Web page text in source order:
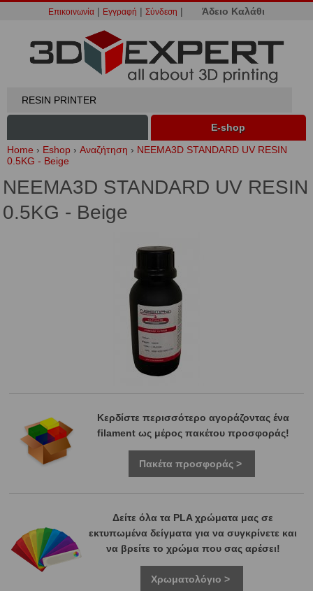
Επικοινωνία | Εγγραφή | Σύνδεση | Άδειο Καλάθι
Ε-shop
Home › Eshop › Αναζήτηση › NEEMA3D STANDARD UV RESIN
0.5KG - Beige
NEEMA3D STANDARD UV RESIN
0.5KG - Beige
Κερδίστε περισσότερο αγοράζοντας ένα
filament ως μέρος πακέτου προσφοράς!
Πακέτα προσφοράς >
Δείτε όλα τα PLA χρώματα μας σε
εκτυπωμένα δείγματα για να συγκρίνετε και
να βρείτε το χρώμα που σας αρέσει!
Χρωματολόγιο >